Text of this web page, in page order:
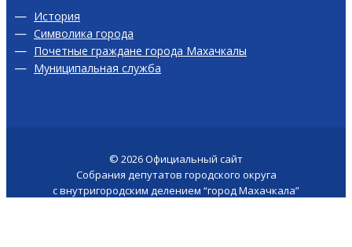
История
Символика города
Почетные граждане города Махачкалы
Муниципальная служба
© 2026Официальный сайт
Собрания депутатов городского округа
с внутригородским делением “город Махачкала”